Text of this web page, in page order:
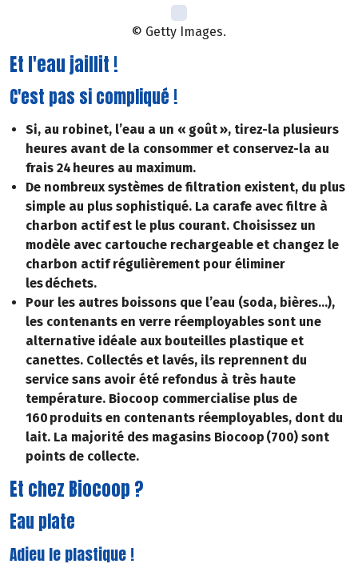
© Getty Images.
Et l'eau jaillit !
C'est pas si compliqué !
Si, au robinet, l’eau a un « goût », tirez-la plusieurs
heures avant de la consommer et conservez-la au
frais 24 heures au maximum.
De nombreux systèmes de filtration existent, du plus
simple au plus sophistiqué. La carafe avec filtre à
charbon actif est le plus courant. Choisissez un
modèle avec cartouche rechargeable et changez le
charbon actif régulièrement pour éliminer
les déchets.
Pour les autres boissons que l’eau (soda, bières…),
les contenants en verre réemployables sont une
alternative idéale aux bouteilles plastique et
canettes. Collectés et lavés, ils reprennent du
service sans avoir été refondus à très haute
température. Biocoop commercialise plus de
160 produits en contenants réemployables, dont du
lait. La majorité des magasins Biocoop (700) sont
points de collecte.
Et chez Biocoop ?
Eau plate
Adieu le plastique !